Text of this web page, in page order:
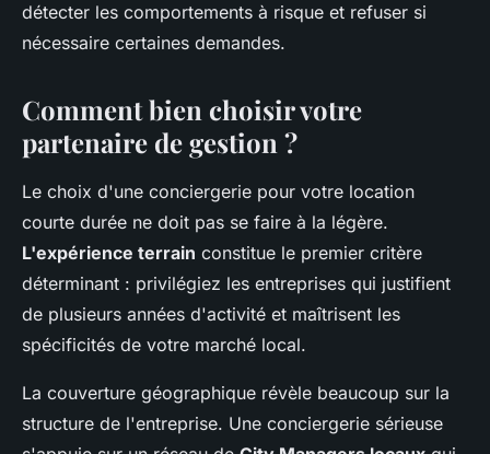
détecter les comportements à risque et refuser si
nécessaire certaines demandes.
Comment bien choisir votre
partenaire de gestion ?
Le choix d'une conciergerie pour votre location
courte durée ne doit pas se faire à la légère.
L'expérience terrain constitue le premier critère
déterminant : privilégiez les entreprises qui justifient
de plusieurs années d'activité et maîtrisent les
spécificités de votre marché local.
La couverture géographique révèle beaucoup sur la
structure de l'entreprise. Une conciergerie sérieuse